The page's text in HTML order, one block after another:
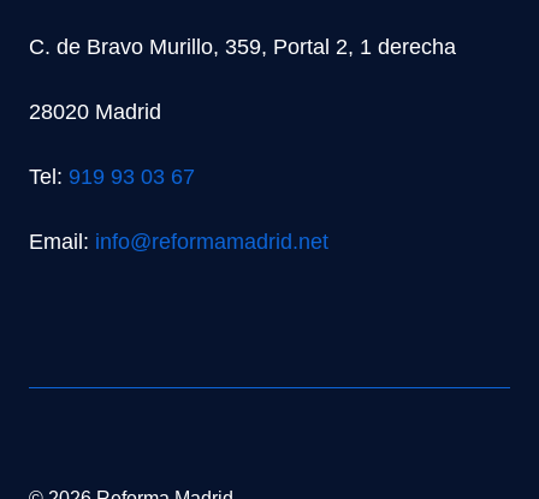
C. de Bravo Murillo, 359, Portal 2, 1 derecha
28020 Madrid
Tel: 919 93 03 67
Email: info@reformamadrid.net